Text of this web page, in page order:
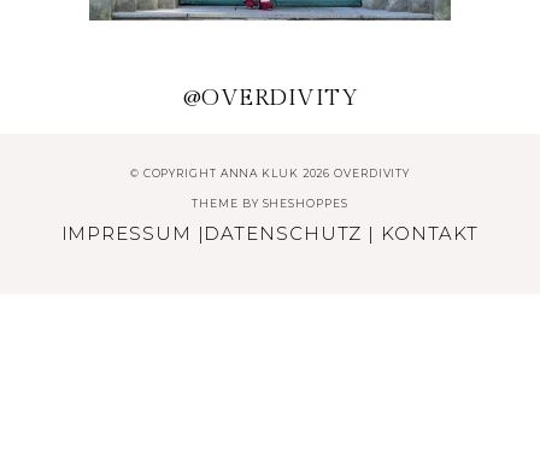
@OVERDIVITY
© COPYRIGHT ANNA KLUK 2026 OVERDIVITY
THEME BY SHESHOPPES
IMPRESSUM | DATENSCHUTZ | KONTAKT